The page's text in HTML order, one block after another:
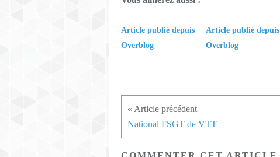
Article publié depuis
Overblog
Article publié depuis
Overblog
National FSGT de VTT